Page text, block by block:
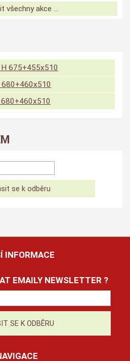
všechny akce ...
675+455x510
INFORMACE
EMAILY NEWSLETTER ?